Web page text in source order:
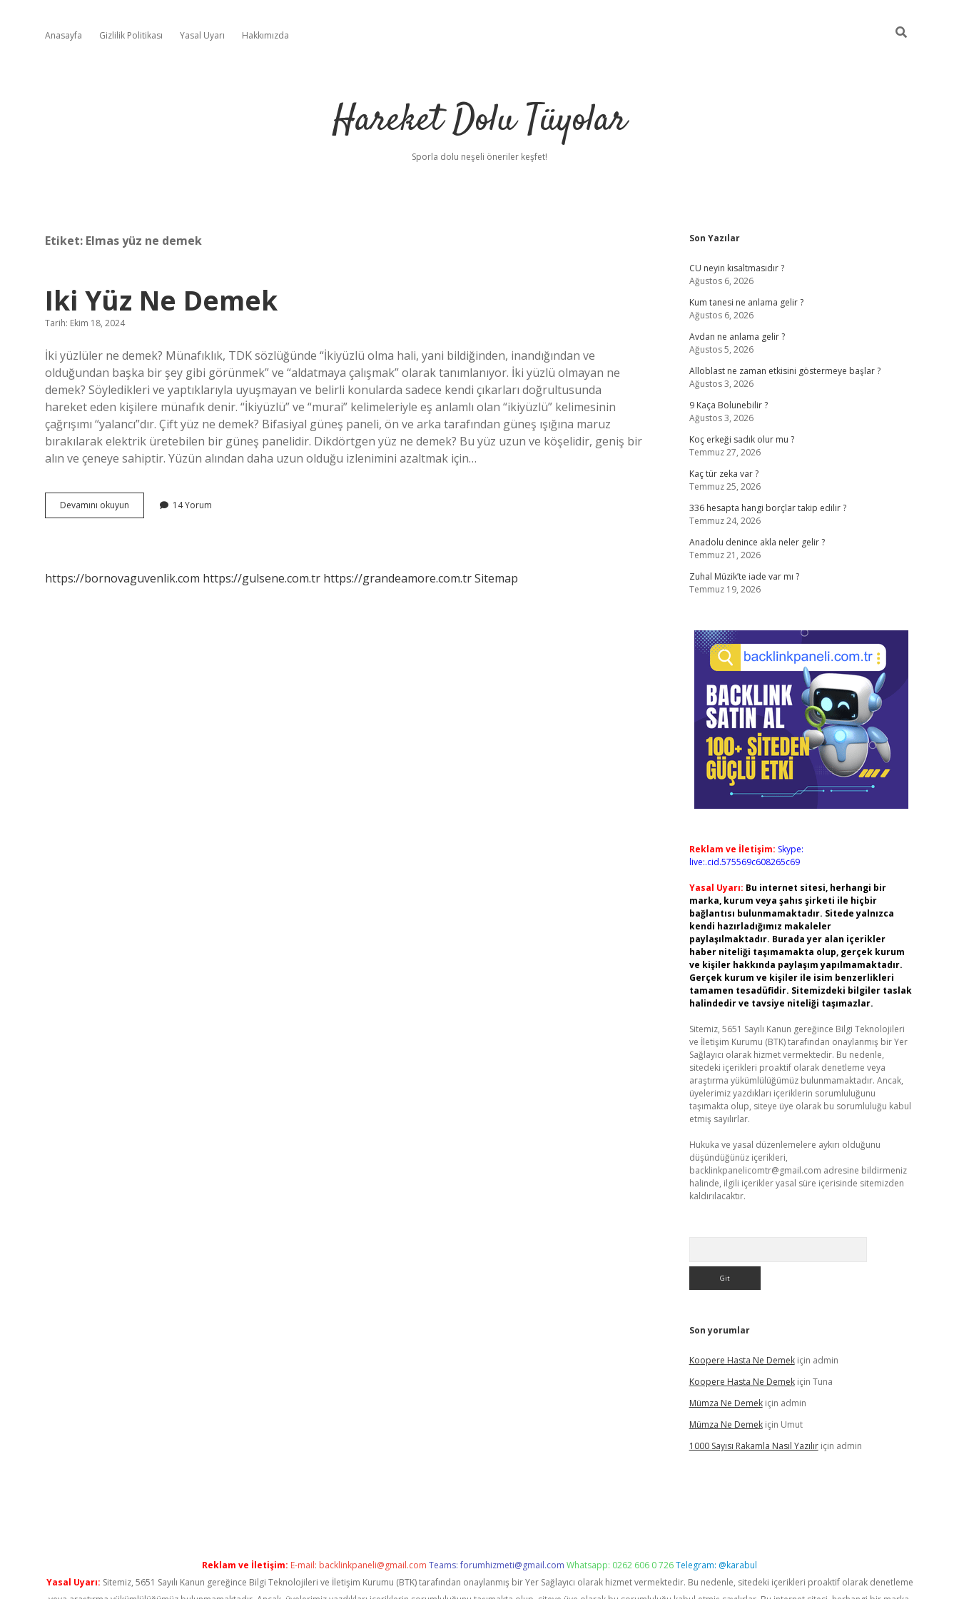
Anasayfa Gizlilik Politikası Yasal Uyarı Hakkımızda
Hareket Dolu Tüyolar
Sporla dolu neşeli öneriler keşfet!
Etiket: Elmas yüz ne demek
Iki Yüz Ne Demek
Tarih: Ekim 18, 2024
İki yüzlüler ne demek? Münafıklık, TDK sözlüğünde “İkiyüzlü olma hali, yani bildiğinden, inandığından ve
olduğundan başka bir şey gibi görünmek” ve “aldatmaya çalışmak” olarak tanımlanıyor. İki yüzlü olmayan ne
demek? Söyledikleri ve yaptıklarıyla uyuşmayan ve belirli konularda sadece kendi çıkarları doğrultusunda
hareket eden kişilere münafık denir. “İkiyüzlü” ve “murai” kelimeleriyle eş anlamlı olan “ikiyüzlü” kelimesinin
çağrışımı “yalancı”dır. Çift yüz ne demek? Bifasiyal güneş paneli, ön ve arka tarafından güneş ışığına maruz
bırakılarak elektrik üretebilen bir güneş panelidir. Dikdörtgen yüz ne demek? Bu yüz uzun ve köşelidir, geniş bir
alın ve çeneye sahiptir. Yüzün alından daha uzun olduğu izlenimini azaltmak için…
Devamını okuyun
Yüz
14 Yorum
https://bornovaguvenlik.com https://gulsene.com.tr https://grandeamore.com.trSitemap
Sidebar
Son Yazılar
CU neyin kısaltmasıdır ?
Ağustos 6, 2026
Kum tanesi ne anlama gelir ?
Ağustos 6, 2026
Avdan ne anlama gelir ?
Ağustos 5, 2026
Alloblast ne zaman etkisini göstermeye başlar ?
Ağustos 3, 2026
9 Kaça Bolunebilir ?
Ağustos 3, 2026
Koç erkeği sadık olur mu ?
Temmuz 27, 2026
Kaç tür zeka var ?
Temmuz 25, 2026
336 hesapta hangi borçlar takip edilir ?
Temmuz 24, 2026
Anadolu denince akla neler gelir ?
Temmuz 21, 2026
Zuhal Müzik’te iade var mı ?
Temmuz 19, 2026
Reklam ve İletişim: Skype:
live:.cid.575569c608265c69
Yasal Uyarı: Bu internet sitesi, herhangi bir
marka, kurum veya şahıs şirketi ile hiçbir
bağlantısı bulunmamaktadır. Sitede yalnızca
kendi hazırladığımız makaleler
paylaşılmaktadır. Burada yer alan içerikler
haber niteliği taşımamakta olup, gerçek kurum
ve kişiler hakkında paylaşım yapılmamaktadır.
Gerçek kurum ve kişiler ile isim benzerlikleri
tamamen tesadüfidir. Sitemizdeki bilgiler taslak
halindedir ve tavsiye niteliği taşımazlar.
Sitemiz, 5651 Sayılı Kanun gereğince Bilgi Teknolojileri
ve İletişim Kurumu (BTK) tarafından onaylanmış bir Yer
Sağlayıcı olarak hizmet vermektedir. Bu nedenle,
sitedeki içerikleri proaktif olarak denetleme veya
araştırma yükümlülüğümüz bulunmamaktadır. Ancak,
üyelerimiz yazdıkları içeriklerin sorumluluğunu
taşımakta olup, siteye üye olarak bu sorumluluğu kabul
etmiş sayılırlar.
Hukuka ve yasal düzenlemelere aykırı olduğunu
düşündüğünüz içerikleri,
backlinkpanelicomtr@gmail.com adresine bildirmeniz
halinde, ilgili içerikler yasal süre içerisinde sitemizden
kaldırılacaktır.
Son yorumlar
Koopere Hasta Ne Demekiçin admin
Koopere Hasta Ne Demekiçin Tuna
Mümza Ne Demekiçin admin
Mümza Ne Demekiçin Umut
1000 Sayısı Rakamla Nasıl Yazılıriçin admin
Reklam ve İletişim: E-mail: backlinkpaneli@gmail.com Teams:forumhizmeti@gmail.com Whatsapp: 0262 606 0 726Telegram: @karabul
Yasal Uyarı: Sitemiz, 5651 Sayılı Kanun gereğince Bilgi Teknolojileri ve İletişim Kurumu (BTK) tarafından onaylanmış bir Yer Sağlayıcı olarak hizmet vermektedir. Bu nedenle, sitedeki içerikleri proaktif olarak denetleme